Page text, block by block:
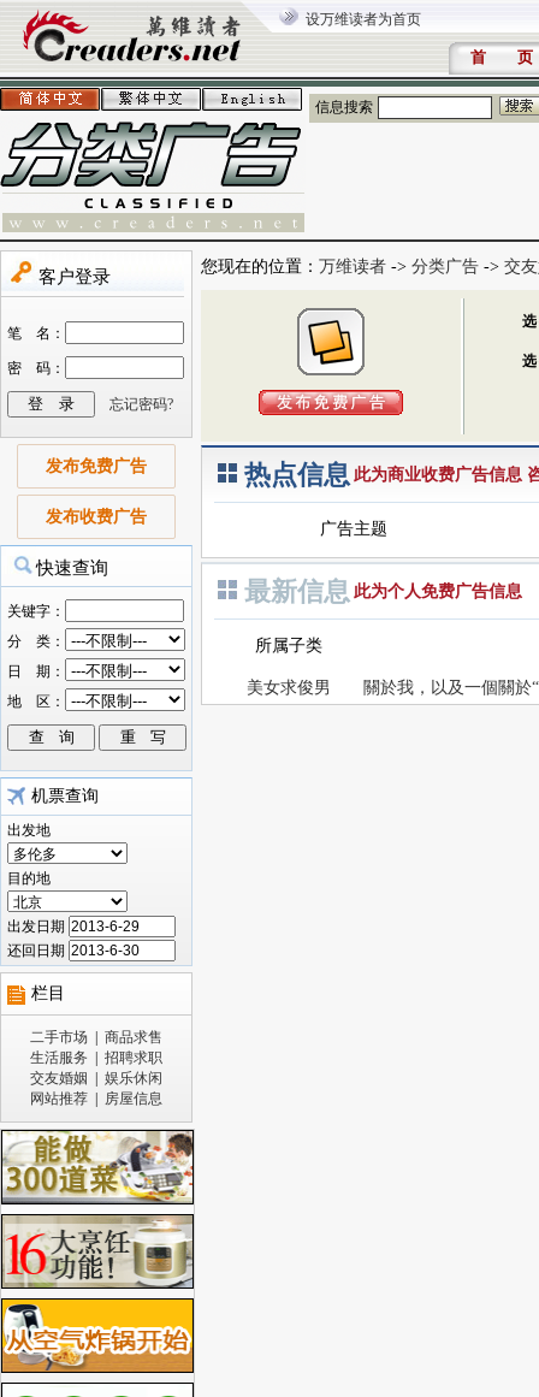
设万维读者为首页
首 页
信息搜索
发布免费广告
发布收费广告
机票查询
出发地
目的地
出发日期
还回日期
栏目
二手市场
商品求售
生活服务
招聘求职
交友婚姻
娱乐休闲
网站推荐
房屋信息
您现在的位置： 万维读者 -> 分类广告 -> 交
热点信息 此为商业收费广告信息
广告主题
最新信息 此为个人免费广告信息
所属子类
美女求俊男 關於我，以及一個關於